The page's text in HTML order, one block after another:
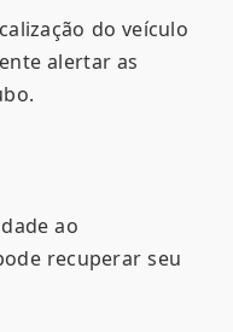
do veículo
alertar as
ao
recuperar seu